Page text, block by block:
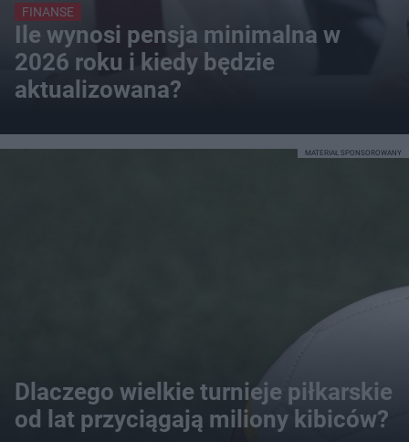
FINANSE
Ile wynosi pensja minimalna w
2026 roku i kiedy będzie
aktualizowana?
Dlaczego wielkie turnieje piłkarskie
od lat przyciągają miliony kibiców?
MATERIAŁ SPONSOROWANY